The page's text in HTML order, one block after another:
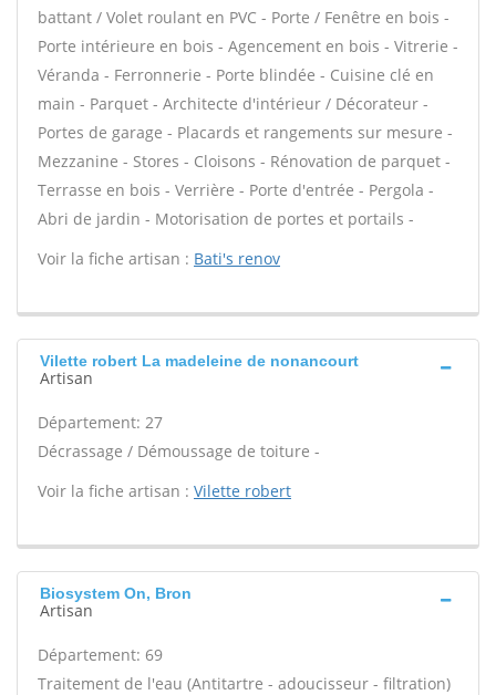
battant / Volet roulant en PVC - Porte / Fenêtre en bois -
Porte intérieure en bois - Agencement en bois - Vitrerie -
Véranda - Ferronnerie - Porte blindée - Cuisine clé en
main - Parquet - Architecte d'intérieur / Décorateur -
Portes de garage - Placards et rangements sur mesure -
Mezzanine - Stores - Cloisons - Rénovation de parquet -
Terrasse en bois - Verrière - Porte d'entrée - Pergola -
Abri de jardin - Motorisation de portes et portails -
Voir la fiche artisan : Bati's renov
Vilette robert La madeleine de nonancourt
Artisan
Département: 27
Décrassage / Démoussage de toiture -
Voir la fiche artisan : Vilette robert
Biosystem On, Bron
Artisan
Département: 69
Traitement de l'eau (Antitartre - adoucisseur - filtration)